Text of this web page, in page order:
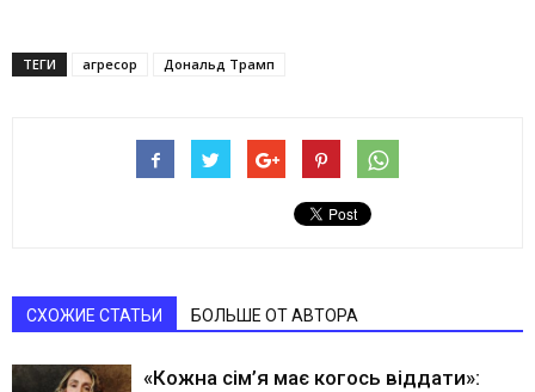
ТЕГИ агресор Дональд Трамп
СХОЖИЕ СТАТЬИ БОЛЬШЕ ОТ АВТОРА
«Кожна сім’я має когось віддати»: